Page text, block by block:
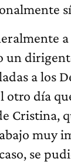
a
un
a los
otro día
Cristina,
muy
se